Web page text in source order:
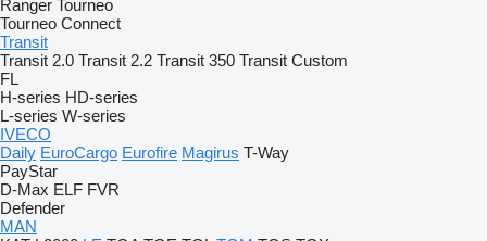
Ranger Tourneo
Tourneo Connect
Transit
Transit 2.0 Transit 2.2 Transit 350 Transit Custom
FL
H-series HD-series
L-series W-series
IVECO
Daily EuroCargo Eurofire Magirus T-Way
PayStar
D-Max ELF FVR
Defender
MAN